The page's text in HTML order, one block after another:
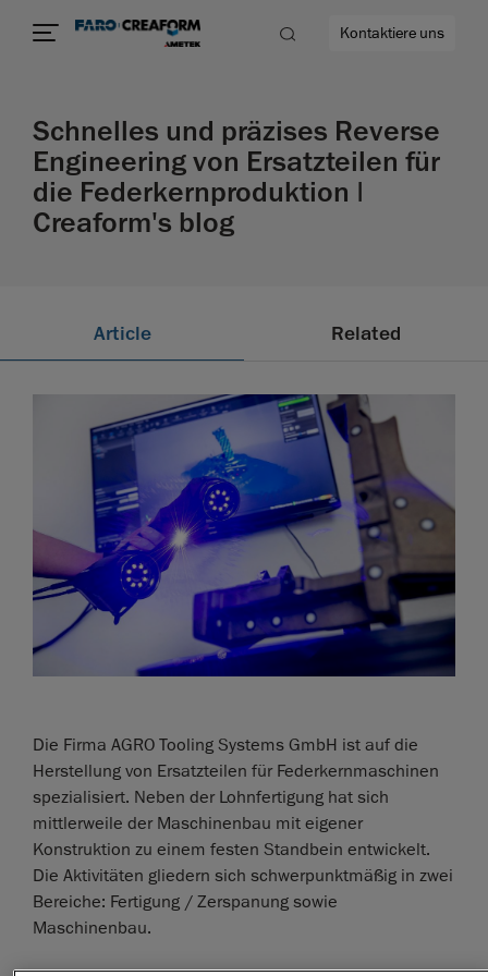
Kontaktiere uns
Schnelles und präzises Reverse
Engineering von Ersatzteilen für
die Federkernproduktion |
Creaform's blog
Article Related
Die Firma AGRO Tooling Systems GmbH ist auf die
Herstellung von Ersatzteilen für Federkernmaschinen
spezialisiert. Neben der Lohnfertigung hat sich
mittlerweile der Maschinenbau mit eigener
Konstruktion zu einem festen Standbein entwickelt.
Die Aktivitäten gliedern sich schwerpunktmäßig in zwei
Bereiche: Fertigung / Zerspanung sowie
Maschinenbau.